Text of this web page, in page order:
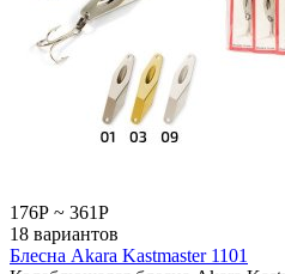
176Р ~ 361Р
18 вариантов
Блесна Akara Kastmaster 1101